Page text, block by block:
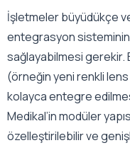
İşletmeler büyüdükçe
entegrasyon
sağlayabilmesi gerekir.
(örneğin yeni renkli
kolayca entegre
Medikal’in modüler
özelleştirilebilir ve